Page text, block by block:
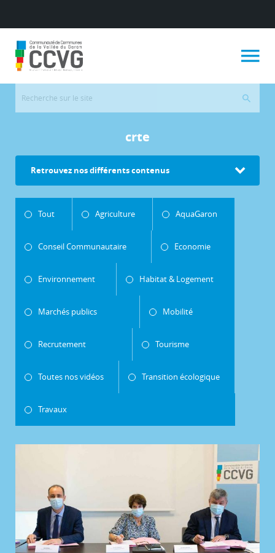
crte
Retrouvez nos différents contenus
Tout Agriculture AquaGaron
Conseil Communautaire Economie
Environnement Habitat & Logement
Marchés publics Mobilité
Recrutement Tourisme
Toutes nos vidéos Transition écologique
Travaux